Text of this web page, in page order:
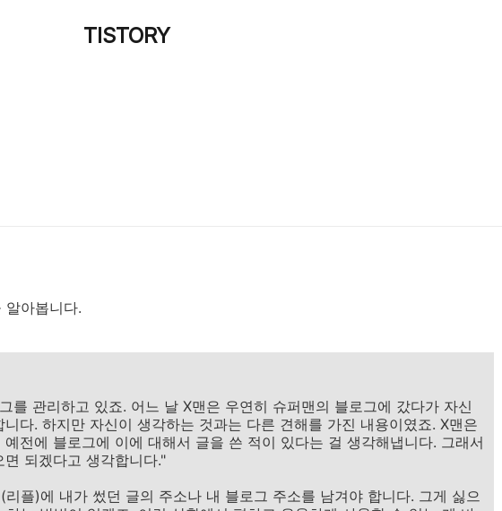
TISTORY
알아봅니다.
를 관리하고 있죠. 어느 날 X맨은 우연히 슈퍼맨의 블로그에 갔다가 자신
다. 하지만 자신이 생각하는 것과는 다른 견해를 가진 내용이였죠. X맨은
전에 블로그에 이에 대해서 글을 쓴 적이 있다는 걸 생각해냅니다. 그래서
되겠다고 생각합니다."
플)에 내가 썼던 글의 주소나 내 블로그 주소를 남겨야 합니다. 그게 싫으